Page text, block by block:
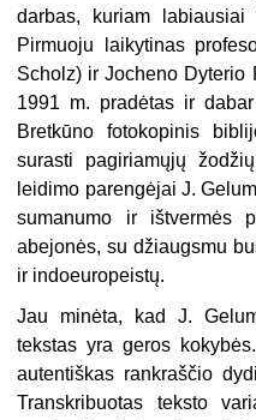
darbas, kuriam labiausiai
Pirmuoju laikytinas
Scholz) ir Jocheno Dyterio
1991 m. pradėtas ir
Bretkūno fotokopinis
surasti pagiriamųjų
leidimo parengėjai J.
sumanumo ir ištvermės
abejonės, su džiaugsmu
ir indoeuropeistų.
Jau minėta, kad J.
tekstas yra geros
autentiškas rankraščio
Transkribuotas teksto